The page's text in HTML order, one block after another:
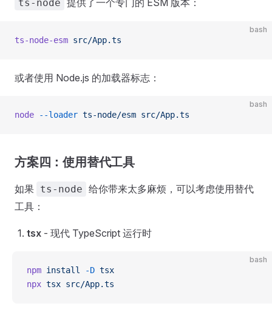
ts-node 提供了一个专门的 ESM 版本：
bash
ts-node-esm src/App.ts
或者使用 Node.js 的加载器标志：
bash
node --loader ts-node/esm src/App.ts
方案四：使用替代工具
如果 ts-node 给你带来太多麻烦，可以考虑使用替代
工具：
tsx - 现代 TypeScript 运行时
bash
npm install -D tsx
npx tsx src/App.ts